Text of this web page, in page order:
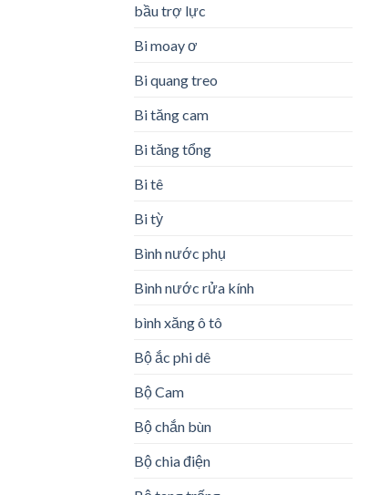
bầu trợ lực
Bi moay ơ
Bi quang treo
Bi tăng cam
Bi tăng tổng
Bi tê
Bi tỳ
Bình nước phụ
Bình nước rửa kính
bình xăng ô tô
Bộ ắc phi dê
Bộ Cam
Bộ chắn bùn
Bộ chia điện